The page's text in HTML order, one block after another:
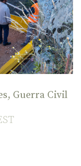
, Guerra Civil